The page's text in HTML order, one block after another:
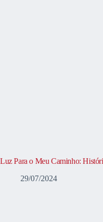
Luz Para o Meu Caminho:
29/07/2024